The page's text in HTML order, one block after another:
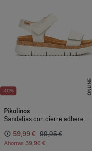
-40% U
E
Pikolinos
59,99 € 99,95 €
Ahorras 39,96 €